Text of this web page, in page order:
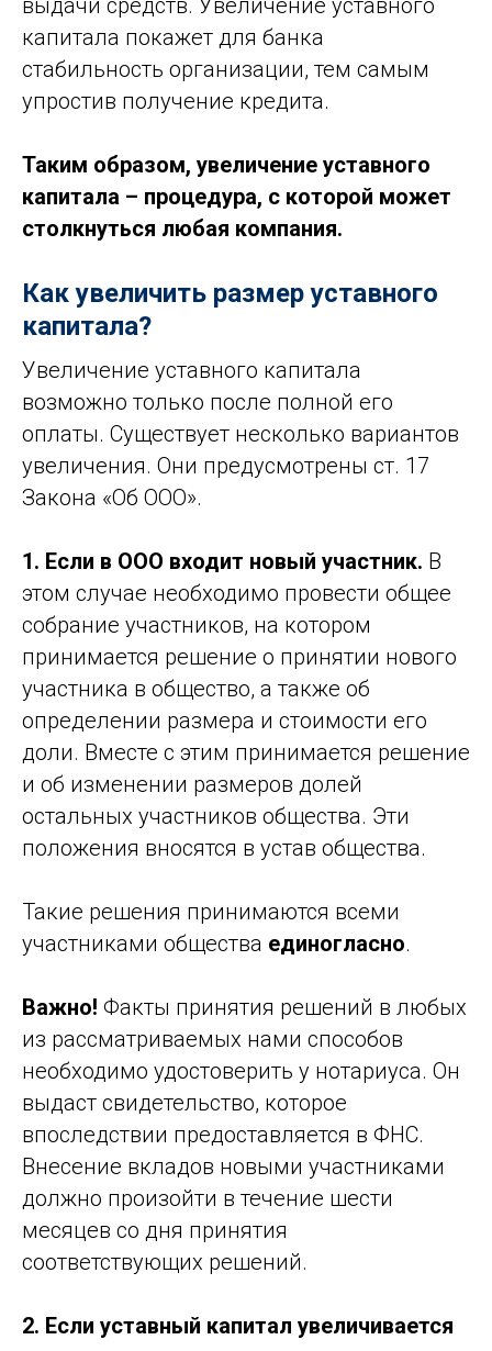
выдачи средств. Увеличение уставного
капитала покажет для банка
стабильность организации, тем самым
упростив получение кредита.
Таким образом, увеличение уставного
капитала – процедура, с которой может
столкнуться любая компания.
Как увеличить размер уставного
капитала?
Увеличение уставного капитала
возможно только после полной его
оплаты. Существует несколько вариантов
увеличения. Они предусмотрены ст. 17
Закона «Об ООО».
1. Если в ООО входит новый участник. В
этом случае необходимо провести общее
собрание участников, на котором
принимается решение о принятии нового
участника в общество, а также об
определении размера и стоимости его
доли. Вместе с этим принимается решение
и об изменении размеров долей
остальных участников общества. Эти
положения вносятся в устав общества.
Такие решения принимаются всеми
участниками общества единогласно.
Важно! Факты принятия решений в любых
из рассматриваемых нами способов
необходимо удостоверить у нотариуса. Он
выдаст свидетельство, которое
впоследствии предоставляется в ФНС.
Внесение вкладов новыми участниками
должно произойти в течение шести
месяцев со дня принятия
соответствующих решений.
2. Если уставный капитал увеличивается